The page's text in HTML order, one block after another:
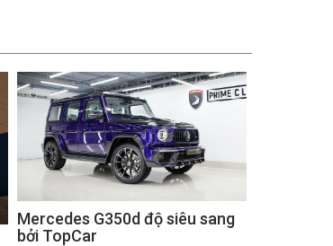
Mercedes G350d độ siêu sang
bởi TopCar